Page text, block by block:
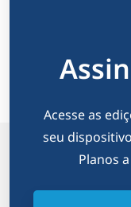
Acesse as
seu
Planos